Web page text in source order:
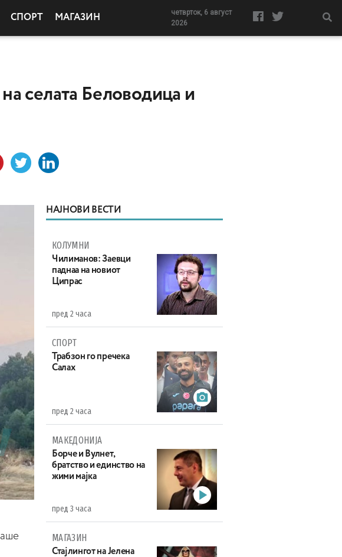
СПОРТ МАГАЗИН
четврток, 6 август
2026
селата Беловодица и
НАЈНОВИ ВЕСТИ
КОЛУМНИ
Чилиманов: Заевци
паднаа на новиот
Ципрас
пред 2 часа
СПОРТ
Трабзон го пречека
Салах
пред 2 часа
МАКЕДОНИЈА
Борче и Вулнет,
братство и единство на
жими мајка
пред 3 часа
МАГАЗИН
Стајлингот на Јелена